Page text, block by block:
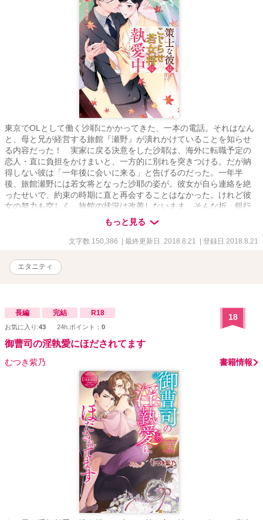
東京でOLとして働く沙耶にかかってきた、一本の電話。それはなん
と、母と兄が経営する旅館『瀬野』が潰れかけていることを知らせ
る内容だった！ 実家に戻る決意をした沙耶は、海外に転職予定の
恋人・直に負担をかけまいと、一方的に別れを突きつける。だが納
得しない彼は「一年後に会いに来る」と告げるのだった。一年半
後、旅館瀬野には若女将となった沙耶の姿が。彼女が自ら連絡を絶
ったせいで、約束の時期に直と再会することはなかった。けれど彼
女の努力も空しく、旅館の状況は改善しないまま。そんな折、銀行
の融資担当者から、融資を約束する代わりに結婚を迫られた彼女
は、その条件を呑んでしまう。ところが直後、『経営コンサルタン
ト』として再び直が現れて――!?
もっと見る
文字数 150,386 | 最終更新日 2018.8.21 | 登録日 2018.8.21
エタニティ
長編 完結 R18
お気に入り:43 24h.ポイント： 0
18
御曹司の淫執愛にほだされてます
むつき紫乃 書籍情報